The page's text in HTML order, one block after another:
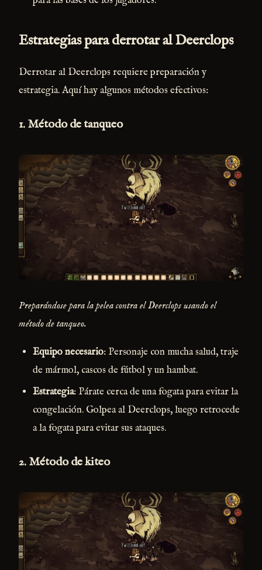
Estrategias para derrotar al Deerclops
Derrotar al Deerclops requiere preparación y
estrategia. Aquí hay algunos métodos efectivos:
1. Método de tanqueo
Preparándose para la pelea contra el Deerclops usando el
método de tanqueo.
Equipo necesario: Personaje con mucha salud, traje
de mármol, cascos de fútbol y un hambat.
Estrategia: Párate cerca de una fogata para evitar la
congelación. Golpea al Deerclops, luego retrocede
a la fogata para evitar sus ataques.
2. Método de kiteo